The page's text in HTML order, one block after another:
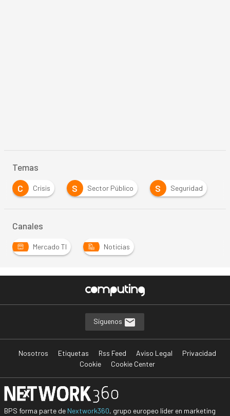
Temas
C
Crisis S Sector Público S Seguridad
Canales
Mercado TI Noticias
Síguenos
Nosotros Etiquetas Rss Feed Aviso Legal
Privacidad
Cookie
Cookie Center
BPS forma parte de Nextwork360, grupo europeo líder en marketing